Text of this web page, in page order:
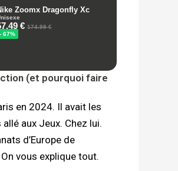
(et pourquoi faire
en 2024. Il avait les
aux Jeux. Chez lui.
d’Europe de
vous explique tout.